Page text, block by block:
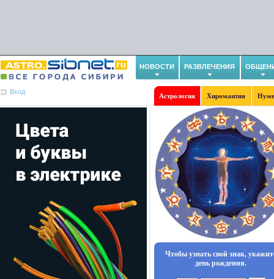
НОВОСТИ РАЗВЛЕЧЕНИЯ
Вход
Астрология Хиромантия
Чтобы узнать свой знак,
день рождения.